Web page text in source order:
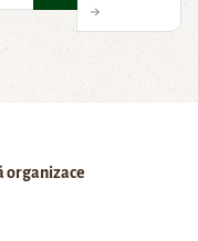
→
organizace